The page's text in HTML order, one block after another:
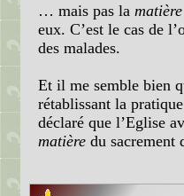
… mais pas la matière
eux. C’est le cas de
des malades.
Et il me semble bien
rétablissant la
déclaré que l’Eglise
matière du sacrement